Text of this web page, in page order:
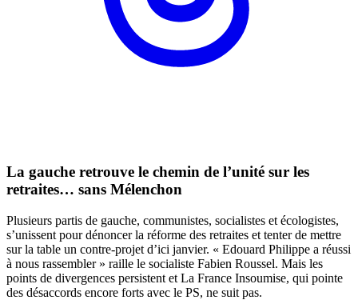
La gauche retrouve le chemin de l’unité sur les
retraites… sans Mélenchon
Plusieurs partis de gauche, communistes, socialistes et écologistes,
s’unissent pour dénoncer la réforme des retraites et tenter de mettre
sur la table un contre-projet d’ici janvier. « Edouard Philippe a réussi
à nous rassembler » raille le socialiste Fabien Roussel. Mais les
points de divergences persistent et La France Insoumise, qui pointe
des désaccords encore forts avec le PS, ne suit pas.